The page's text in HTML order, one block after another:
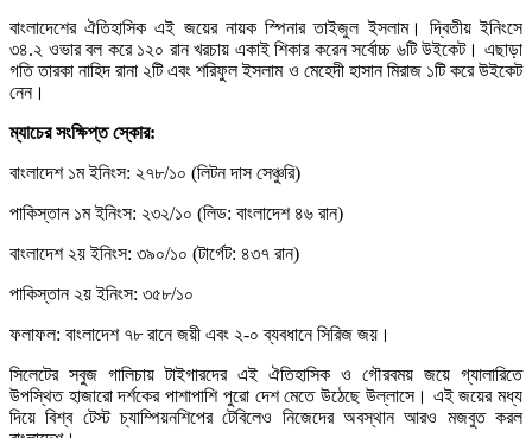
বাংলাদেশের ঐতিহাসিক এই জয়ের নায়ক স্পিনার তাইজুল ইসলাম। দ্বিতীয় ইনিংসে
৩৪.২ ওভার বল করে ১২০ রান খরচায় একাই শিকার করেন সর্বোচ্চ ৬টি উইকেট। এছাড়া
গতি তারকা নাহিদ রানা ২টি এবং শরিফুল ইসলাম ও মেহেদী হাসান মিরাজ ১টি করে উইকেট
নেন।
ম্যাচের সংক্ষিপ্ত স্কোর:
বাংলাদেশ ১ম ইনিংস: ২৭৮/১০ (লিটন দাস সেঞ্চুরি)
পাকিস্তান ১ম ইনিংস: ২৩২/১০ (লিড: বাংলাদেশ ৪৬ রান)
বাংলাদেশ ২য় ইনিংস: ৩৯০/১০ (টার্গেট: ৪৩৭ রান)
পাকিস্তান ২য় ইনিংস: ৩৫৮/১০
ফলাফল: বাংলাদেশ ৭৮ রানে জয়ী এবং ২-০ ব্যবধানে সিরিজ জয়।
সিলেটের সবুজ গালিচায় টাইগারদের এই ঐতিহাসিক ও গৌরবময় জয়ে গ্যালারিতে
উপস্থিত হাজারো দর্শকের পাশাপাশি পুরো দেশ মেতে উঠেছে উল্লাসে। এই জয়ের মধ্য
দিয়ে বিশ্ব টেস্ট চ্যাম্পিয়নশিপের টেবিলেও নিজেদের অবস্থান আরও মজবুত করল